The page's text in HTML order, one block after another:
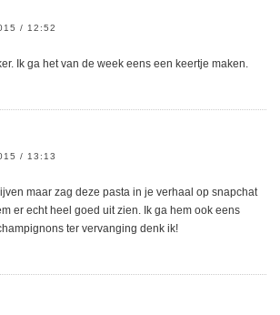
/ 12:52
Ik ga het van de week eens een keertje maken.
/ 13:13
maar zag deze pasta in je verhaal op snapchat
er echt heel goed uit zien. Ik ga hem ook eens
ter vervanging denk ik!